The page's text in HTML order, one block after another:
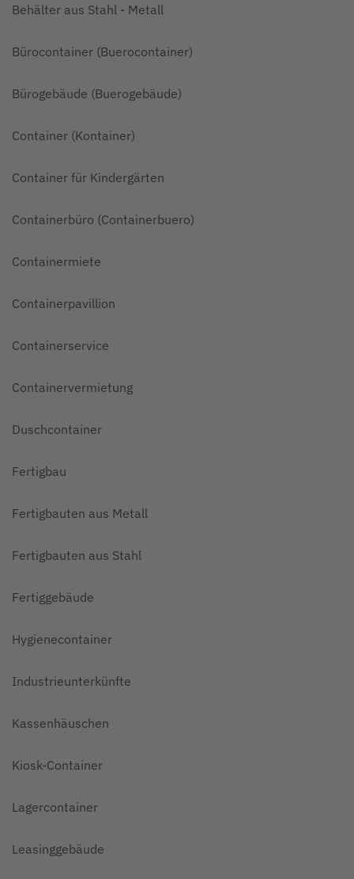
Behälter aus Stahl - Metall
Bürocontainer (Buerocontainer)
Bürogebäude (Buerogebäude)
Container (Kontainer)
Container für Kindergärten
Containerbüro (Containerbuero)
Containermiete
Containerpavillion
Containerservice
Containervermietung
Duschcontainer
Fertigbau
Fertigbauten aus Metall
Fertigbauten aus Stahl
Fertiggebäude
Hygienecontainer
Industrieunterkünfte
Kassenhäuschen
Kiosk-Container
Lagercontainer
Leasinggebäude